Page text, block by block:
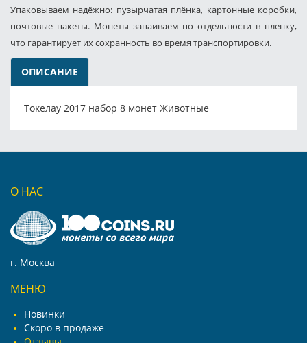
Упаковываем надёжно: пузырчатая плёнка, картонные коробки,
почтовые пакеты. Монеты запаиваем по отдельности в пленку,
что гарантирует их сохранность во время транспортировки.
ОПИСАНИЕ
Токелау 2017 набор 8 монет Животные
О НАС
г. Москва
МЕНЮ
Новинки
Скоро в продаже